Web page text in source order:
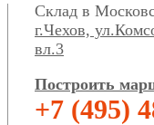
Склад в
г.Чехов,
вл.3
Построить
+7 (495)